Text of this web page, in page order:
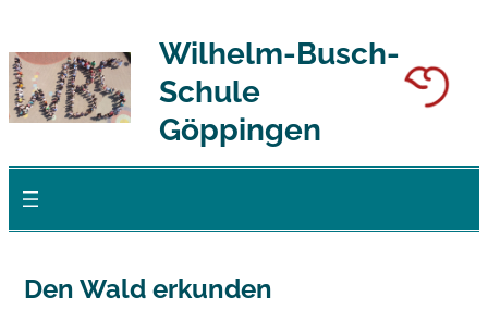
Inhalt
springen
Wilhelm-Busch-
Schule
Göppingen
Den Wald erkunden